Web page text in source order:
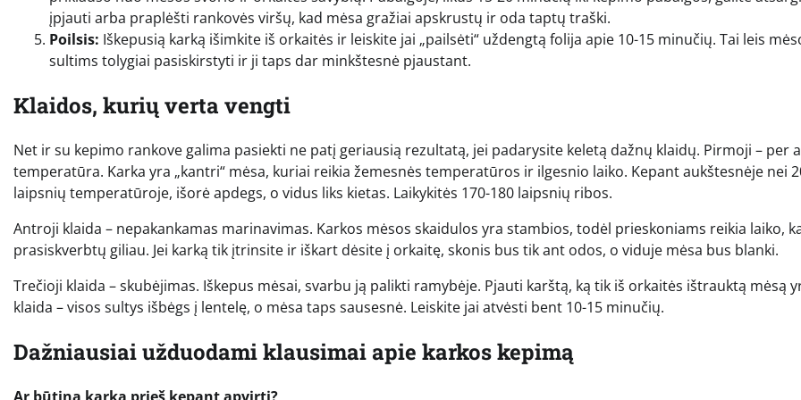
įpjauti arba praplėšti rankovės viršų, kad mėsa gražiai apskrustų ir oda taptų traški.
Poilsis: Iškepusią karką išimkite iš orkaitės ir leiskite jai „pailsėti“ uždengtą folija apie 10-15 minučių. Tai leis
sultims tolygiai pasiskirstyti ir ji taps dar minkštesnė pjaustant.
Klaidos, kurių verta vengti
Net ir su kepimo rankove galima pasiekti ne patį geriausią rezultatą, jei padarysite keletą dažnų klaidų. Pirmoji – per
temperatūra. Karka yra „kantri“ mėsa, kuriai reikia žemesnės temperatūros ir ilgesnio laiko. Kepant aukštesnėje nei
laipsnių temperatūroje, išorė apdegs, o vidus liks kietas. Laikykitės 170-180 laipsnių ribos.
Antroji klaida – nepakankamas marinavimas. Karkos mėsos skaidulos yra stambios, todėl prieskoniams reikia laiko,
prasiskverbtų giliau. Jei karką tik įtrinsite ir iškart dėsite į orkaitę, skonis bus tik ant odos, o viduje mėsa bus blanki.
Trečioji klaida – skubėjimas. Iškepus mėsai, svarbu ją palikti ramybėje. Pjauti karštą, ką tik iš orkaitės ištrauktą mėsą
klaida – visos sultys išbėgs į lentelę, o mėsa taps sausesnė. Leiskite jai atvėsti bent 10-15 minučių.
Dažniausiai užduodami klausimai apie karkos kepimą